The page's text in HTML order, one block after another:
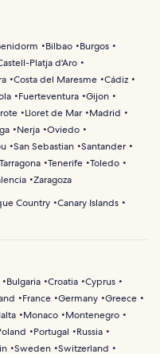
Bilbao
Burgos
Platja d'Aro
Costa del Maresme Cádiz
Fuerteventura Gijon
Lloret de Mar
Madrid
Nerja Oviedo
San Sebastian Santander
Tarragona Tenerife Toledo
Zaragoza
Country Canary Islands
Bulgaria Croatia Cyprus
France Germany Greece
Monaco
Montenegro
Portugal
Russia
Sweden Switzerland